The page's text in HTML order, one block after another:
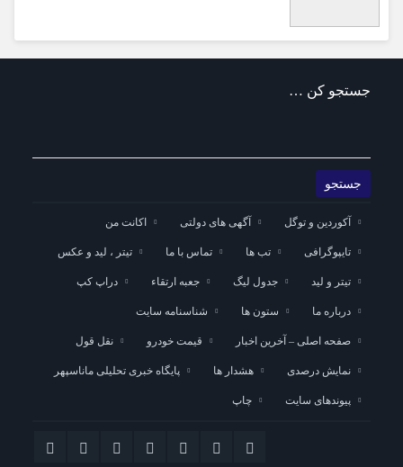
جستجو کن …
آکوردین و توگل آگهی های دولتی اکانت من
تایپوگرافی تب ها تماس با ما تیتر ، لید و عکس
تیتر و لید جدول لیگ جعبه ارتقاء دراپ کپ
درباره ما ستون ها شناسنامه سایت
صفحه اصلی – آخرین اخبار قیمت خودرو نقل قول
نمایش درصدی هشدار ها پایگاه خبری تحلیلی ماناسپهر
پیوندهای سایت چاپ